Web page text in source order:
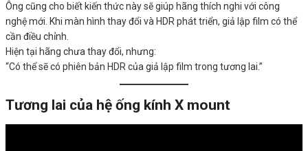
Ông cũng cho biết kiến thức này sẽ giúp hãng thích nghi với công
nghệ mới. Khi màn hình thay đổi và HDR phát triển, giả lập film có thể
cần điều chỉnh.
Hiện tại hãng chưa thay đổi, nhưng:
“Có thể sẽ có phiên bản HDR của giả lập film trong tương lai.”
Tương lai của hệ ống kính X mount